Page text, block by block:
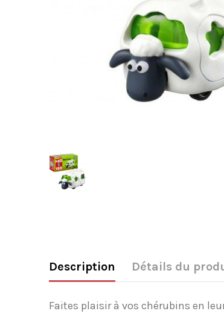
Description Détails du
Faites plaisir à vos chérubins en